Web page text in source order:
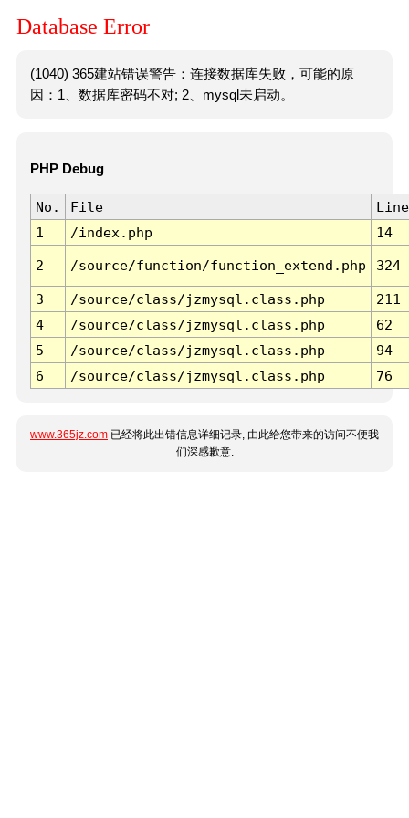
Database Error
(1040) 365建站错误警告：连接数据库失败，可能的原
因：1、数据库密码不对; 2、mysql未启动。
PHP Debug
No. File
Line
1
/index.php 14
2 /source/function/function_extend.php 324
3 /source/class/jzmysql.class.php
211
4
/source/class/jzmysql.class.php
62
5
/source/class/jzmysql.class.php
94
6
/source/class/jzmysql.class.php 76
www.365jz.com 已经将此出错信息详细记录, 由此给您带来的访问不便我
们深感歉意.